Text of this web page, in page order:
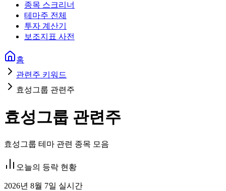
종목 스크리너
테마주 전체
투자 계산기
보조지표 사전
홈
관련주 키워드
효성그룹 관련주
효성그룹 관련주
효성그룹 테마 관련 종목 모음
오늘의 등락 현황
2026년 8월 7일 실시간